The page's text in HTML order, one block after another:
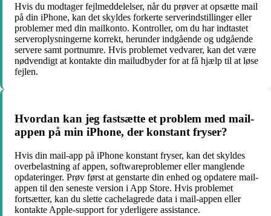
Hvis du modtager fejlmeddelelser, når du prøver at opsætte mail
på din iPhone, kan det skyldes forkerte serverindstillinger eller
problemer med din mailkonto. Kontroller, om du har indtastet
serveroplysningerne korrekt, herunder indgående og udgående
servere samt portnumre. Hvis problemet vedvarer, kan det være
nødvendigt at kontakte din mailudbyder for at få hjælp til at løse
fejlen.
Hvordan kan jeg fastsætte et problem med mail-
appen på min iPhone, der konstant fryser?
Hvis din mail-app på iPhone konstant fryser, kan det skyldes
overbelastning af appen, softwareproblemer eller manglende
opdateringer. Prøv først at genstarte din enhed og opdatere mail-
appen til den seneste version i App Store. Hvis problemet
fortsætter, kan du slette cachelagrede data i mail-appen eller
kontakte Apple-support for yderligere assistance.